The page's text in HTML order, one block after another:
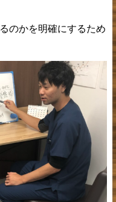
のかを明確にするため